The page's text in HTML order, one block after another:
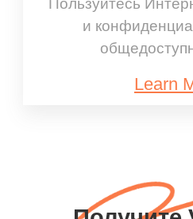
Пользуйтесь
и
Learn